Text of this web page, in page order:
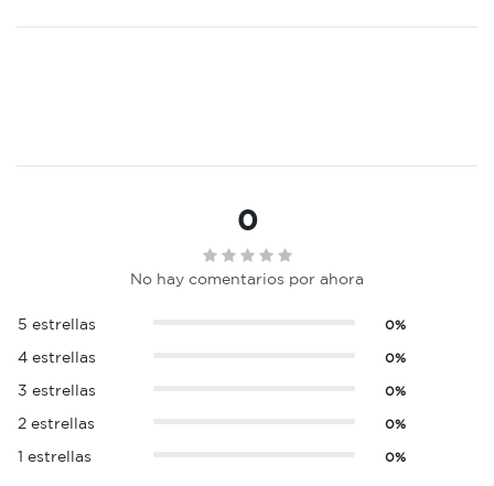
0
No hay comentarios por ahora
5 estrellas 0%
4 estrellas 0%
3 estrellas 0%
2 estrellas 0%
1 estrellas 0%